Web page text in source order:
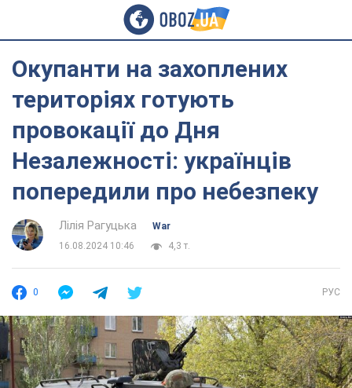
Окупанти на захоплених
територіях готують
провокації до Дня
Незалежності: українців
попередили про небезпеку
Лілія Рагуцька
War
16.08.2024 10:46
4,3 т.
0 РУС